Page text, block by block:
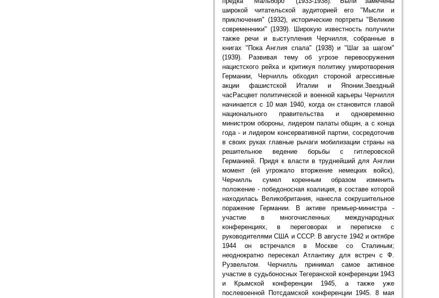
широкой читательской аудиторией его "Мысли и
приключения" (1932), исторические портреты "Великие
современники" (1939). Широкую известность получили
также речи и выступления Черчилля, собранные в
книгах "Пока Англия спала" (1938) и "Шаг за шагом"
(1939). Развивая тему об угрозе перевооружения
нацистского рейха и критикуя политику умиротворения
Германии, Черчилль обходил стороной агрессивные
акции фашистской Италии и Японии.Звездный
часРасцвет политической и военной карьеры Черчилля
начинается с 10 мая 1940, когда он становится главой
национального правительства и одновременно
министром обороны, лидером палаты общин, а с конца
года - и лидером консервативной партии, сосредоточив
в своих руках главные рычаги мобилизации страны на
решительное ведение борьбы с гитлеровской
Германией. Придя к власти в труднейший для Англии
момент (ей угрожало вторжение немецких войск),
Черчилль сумел коренным образом изменить
положение - победоносная коалиция, в составе которой
находилась Великобритания, нанесла сокрушительное
поражение Германии. В активе премьер-министра -
участие в многочисленных международных
конференциях, в переговорах и переписке с
руководителями США и СССР. В августе 1942 и октябре
1944 он встречался в Москве со Сталиным;
неоднократно пересекал Атлантику для встреч с Ф.
Рузвельтом. Черчилль принимал самое активное
участие в судьбоносных Тегеранской конференции 1943
и Крымской конференции 1945, а также уже
послевоенной Потсдамской конференции 1945. 8 мая